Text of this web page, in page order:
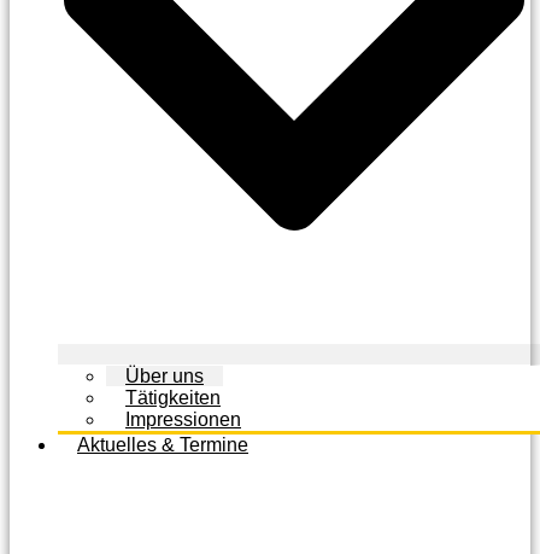
Über uns
Tätigkeiten
Impressionen
Aktuelles & Termine